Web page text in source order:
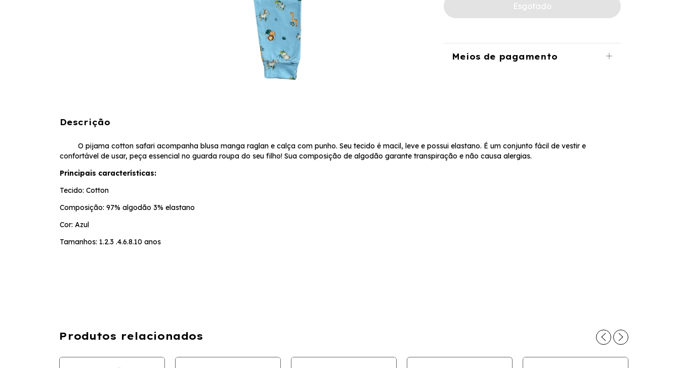
Meios de pagamento
Descrição
O pijama cotton safari acompanha blusa manga raglan e calça com punho. Seu tecido é macil, leve e possui elastano. É um conjunto fácil de vestir e
confortável de usar, peça essencial no guarda roupa do seu filho! Sua composição de algodão garante transpiração e não causa alergias.
Principais características:
Tecido: Cotton
Composição: 97% algodão 3% elastano
Cor: Azul
Tamanhos: 1.2.3 .4.6.8.10 anos
Produtos relacionados